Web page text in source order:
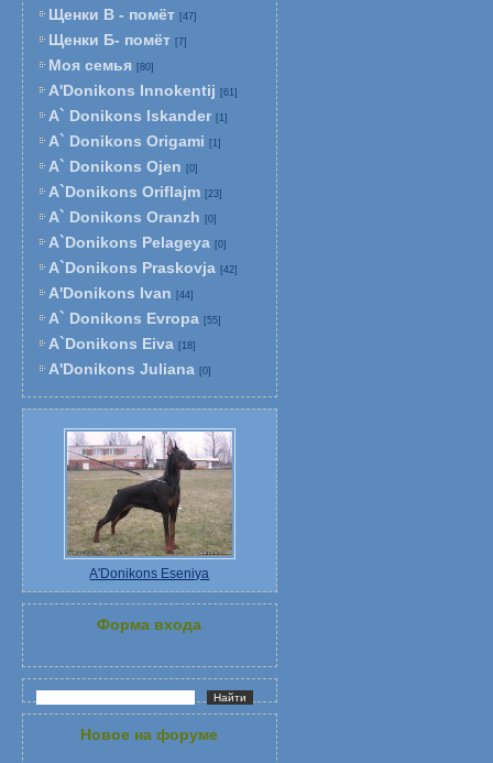
Щенки В - помёт [47]
Щенки Б- помёт [7]
Моя семья [80]
A'Donikons Innokentij [61]
A` Donikons Iskander [1]
A` Donikons Origami [1]
A` Donikons Ojen [0]
A`Donikons Oriflajm [23]
A` Donikons Oranzh [0]
A`Donikons Pelageya [0]
A`Donikons Praskovja [42]
A'Donikons Ivan [44]
A` Donikons Evropa [55]
A`Donikons Eiva [18]
A'Donikons Juliana [0]
A'Donikons Eseniya
Форма входа
Новое на форуме